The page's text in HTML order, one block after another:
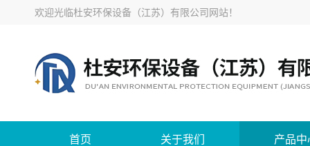
欢迎光临杜安环保设备（江苏）有限公司网站！
首页 关于我们 产品中